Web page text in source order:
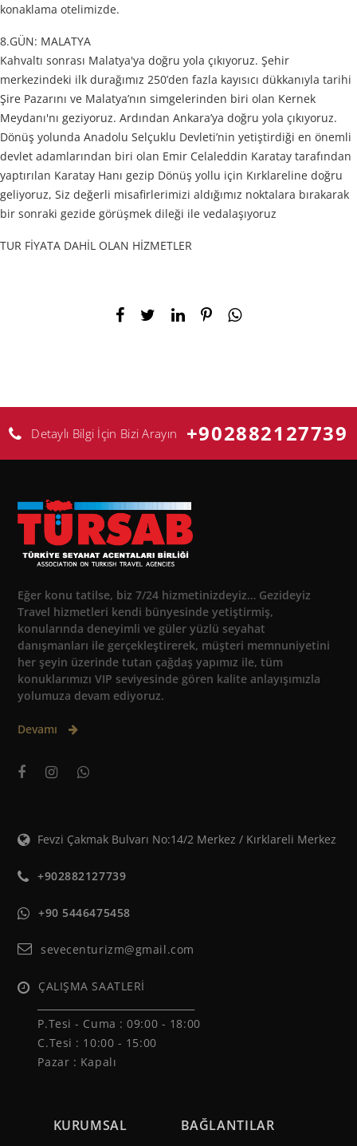
konaklama otelimizde.
8.GÜN: MALATYA
Kahvaltı sonrası Malatya'ya doğru yola çıkıyoruz. Şehir
merkezindeki ilk durağımız 250’den fazla kayısıcı dükkanıyla tarihi
Şire Pazarını ve Malatya’nın simgelerinden biri olan Kernek
Meydanı'nı geziyoruz. Ardından Ankara’ya doğru yola çıkıyoruz.
Dönüş yolunda Anadolu Selçuklu Devleti’nin yetiştirdiği en önemli
devlet adamlarından biri olan Emir Celaleddin Karatay tarafından
yaptırılan Karatay Hanı gezip Dönüş yollu için Kırklareline doğru
geliyoruz, Siz değerli misafirlerimizi aldığımız noktalara bırakarak
bir sonraki gezide görüşmek dileği ile vedalaşıyoruz
TUR FİYATA DAHİL OLAN HİZMETLER
Detaylı Bilgi İçin Bizi Arayın +902882127739
Eğer konu tatilse, biz 7/24 hizmetinizdeyiz… Gezideyiz
Travel hizmetleri kendi bünyesinde yetiştirmiş,
konularında deneyimli ve güler yüzlü seyahat
danışmanları ile gerçekleştirerek, müşteri memnuniyetini
her şeyin üzerinde tutan çağdaş yapımız ile, tüm
konuklarımızı VIP seviyesinde gören kalite anlayışımızla
yolumuza devam ediyoruz.
Devamı
Fevzi Çakmak Bulvarı No:14/2 Merkez / Kırklareli Merkez
+902882127739
+90 5446475458
sevecenturizm@gmail.com
ÇALIŞMA SAATLERİ
P.Tesi - Cuma : 09:00 - 18:00
C.Tesi : 10:00 - 15:00
Pazar : Kapalı
KURUMSAL BAĞLANTILAR